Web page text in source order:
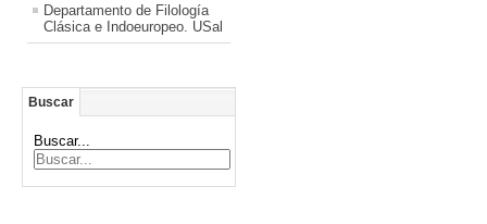
Departamento de Filología
Clásica e Indoeuropeo. USal
Buscar
Buscar...